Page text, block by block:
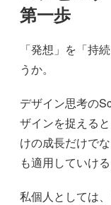
第一歩
「発想」を「持
うか。
デザイン思考の
ザインを捉える
けの成長だけで
も適用していけ
私個人としては